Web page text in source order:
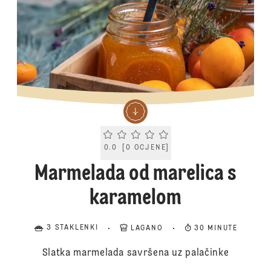
Current rating 0.0. Click to rate.
0.0 0 OCJENE
Marmelada od marelica s
karamelom
3 STAKLENKI LAGANO 30 MINUTE
Slatka marmelada savršena uz palačinke